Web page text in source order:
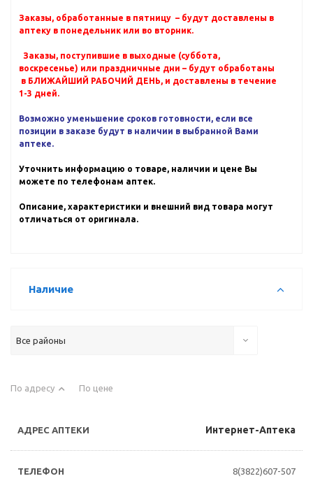
Заказы, обработанные в пятницу – будут доставлены в
аптеку в понедельник или во вторник.
Заказы, поступившие в выходные (суббота,
воскресенье) или праздничные дни – будут обработаны
в БЛИЖАЙШИЙ РАБОЧИЙ ДЕНЬ, и доставлены в течение
1-3 дней.
Возможно уменьшение сроков готовности, если все
позиции в заказе будут в наличии в выбранной Вами
аптеке.
Уточнить информацию о товаре, наличии и цене Вы
можете по телефонам аптек.
Описание, характеристики и внешний вид товара могут
отличаться от оригинала.
Наличие
Все районы
По адресу По цене
Интернет-Аптека
8(3822)607-507